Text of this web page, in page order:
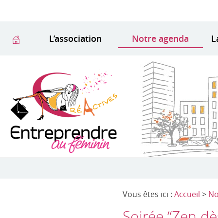
L’association Notre agenda
Vous êtes ici : Accueil >